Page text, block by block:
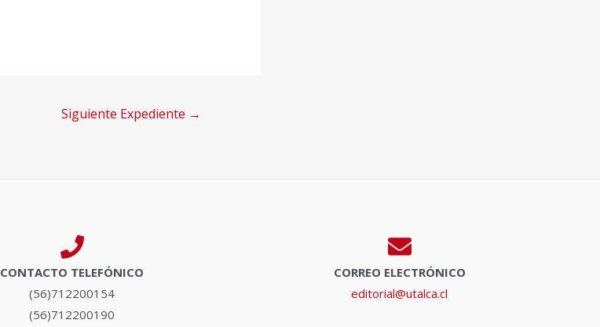
Siguiente Expediente →
CONTACTO TELEFÓNICO
(56)712200154
(56)712200190
CORREO ELECTRÓNICO
editorial@utalca.cl